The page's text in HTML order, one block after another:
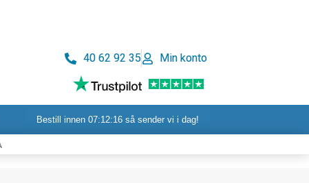
40 62 92 35 Min konto
Bestill innen 07:12:15 så sender vi i dag!